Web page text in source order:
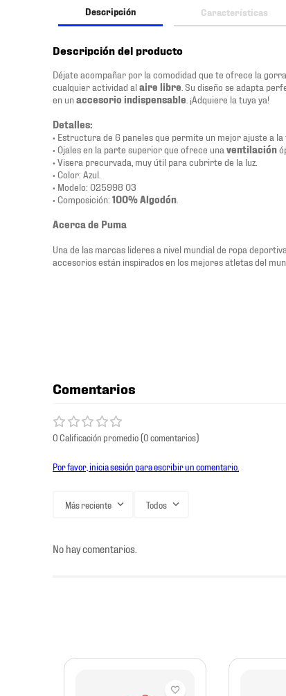
Descripción Características
Descripción del producto
Déjate acompañar por la comodidad que te ofrece la gorra
cualquier actividad alaire libre . Su diseño se adapta
en unaccesorio indispensable . ¡Adquiere la tuya ya!
Detalles:
• Estructura de 6 paneles que permite un mejor ajuste a la
• Ojales en la parte superior que ofrece una ventilación
• Visera precurvada, muy útil para cubrirte de la luz.
• Color: Azul.
• Modelo: 025998 03
• Composición: 100% Algodón
Acerca de Puma
Una de las marcas lideres a nivel mundial de ropa
accesorios están inspirados en los mejores atletas del
Comentarios
0 Calificación promedio(0 comentarios)
Por favor, inicia sesión para escribir un comentario.
Más reciente Todos
No hay comentarios.